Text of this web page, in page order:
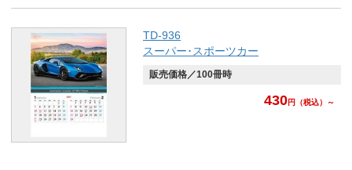
TD-936
スーパー･スポーツカー
販売価格／100冊時
430円 （税込）～